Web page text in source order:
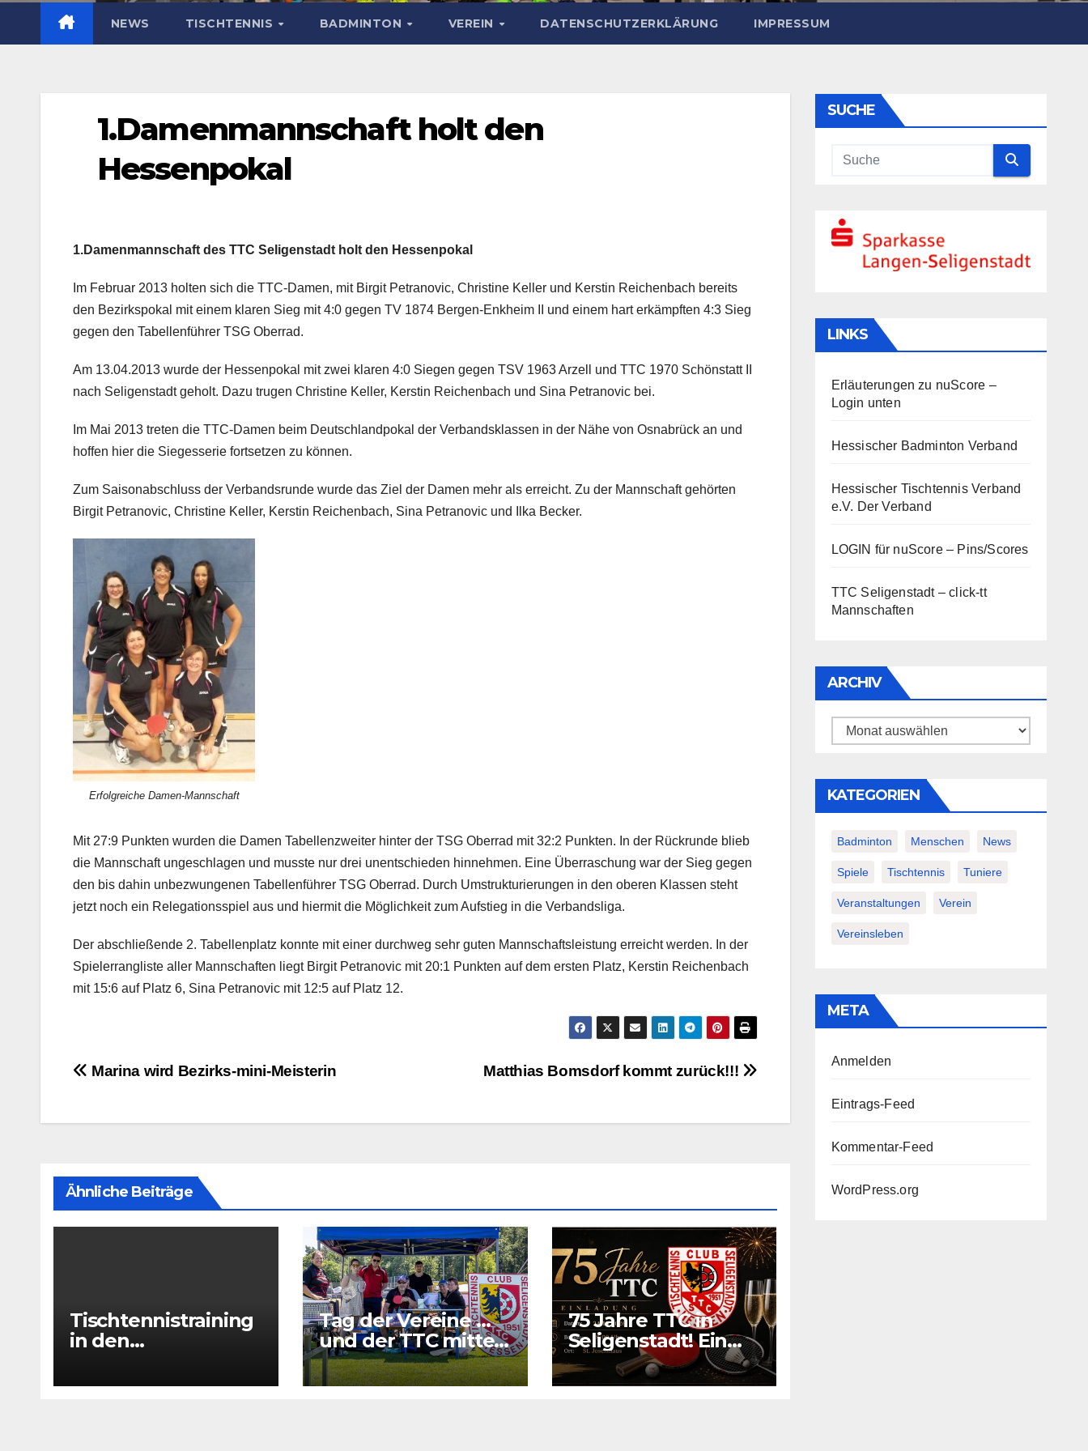
NEWS TISCHTENNIS BADMINTON VEREIN DATENSCHUTZERKLÄRUNG IMPRESSUM
1.Damenmannschaft holt den
Hessenpokal
1.Damenmannschaft des TTC Seligenstadt holt den Hessenpokal
Im Februar 2013 holten sich die TTC-Damen, mit Birgit Petranovic, Christine Keller und Kerstin Reichenbach bereits
den Bezirkspokal mit einem klaren Sieg mit 4:0 gegen TV 1874 Bergen-Enkheim II und einem hart erkämpften 4:3 Sieg
gegen den Tabellenführer TSG Oberrad.
Am 13.04.2013 wurde der Hessenpokal mit zwei klaren 4:0 Siegen gegen TSV 1963 Arzell und TTC 1970 Schönstatt II
nach Seligenstadt geholt. Dazu trugen Christine Keller, Kerstin Reichenbach und Sina Petranovic bei.
Im Mai 2013 treten die TTC-Damen beim Deutschlandpokal der Verbandsklassen in der Nähe von Osnabrück an und
hoffen hier die Siegesserie fortsetzen zu können.
Zum Saisonabschluss der Verbandsrunde wurde das Ziel der Damen mehr als erreicht. Zu der Mannschaft gehörten
Birgit Petranovic, Christine Keller, Kerstin Reichenbach, Sina Petranovic und Ilka Becker.
Erfolgreiche Damen-Mannschaft
Mit 27:9 Punkten wurden die Damen Tabellenzweiter hinter der TSG Oberrad mit 32:2 Punkten. In der Rückrunde blieb
die Mannschaft ungeschlagen und musste nur drei unentschieden hinnehmen. Eine Überraschung war der Sieg gegen
den bis dahin unbezwungenen Tabellenführer TSG Oberrad. Durch Umstrukturierungen in den oberen Klassen steht
jetzt noch ein Relegationsspiel aus und hiermit die Möglichkeit zum Aufstieg in die Verbandsliga.
Der abschließende 2. Tabellenplatz konnte mit einer durchweg sehr guten Mannschaftsleistung erreicht werden. In der
Spielerrangliste aller Mannschaften liegt Birgit Petranovic mit 20:1 Punkten auf dem ersten Platz, Kerstin Reichenbach
mit 15:6 auf Platz 6, Sina Petranovic mit 12:5 auf Platz 12.
Beitragsnavigation Matthias Bomsdorf kommt zurück!!!
Marina wird Bezirks-mini-Meisterin
Ähnliche Beiträge
Tischtennistraining
in den
– 29.07 + 31.07 +
Tag der Vereine …
und der TTC mitten
drin
75 Jahre TTC in
Seligenstadt! Ein
Grund richtig zu
feiern.
SUCHE
LINKS
Erläuterungen zu nuScore –
Login unten
Hessischer Badminton Verband
Hessischer Tischtennis Verband
e.V. Der Verband
LOGIN für nuScore – Pins/Scores
TTC Seligenstadt – click-tt
Mannschaften
ARCHIV
Archiv
KATEGORIEN
Badminton Menschen News
Spiele Tischtennis Tuniere
Veranstaltungen Verein
Vereinsleben
META
Anmelden
Eintrags-Feed
Kommentar-Feed
WordPress.org